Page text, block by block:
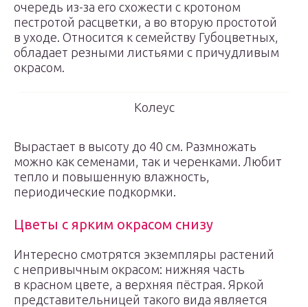
очередь из-за его схожести с кротоном
пестротой расцветки, а во вторую простотой
в уходе. Относится к семейству Губоцветных,
обладает резными листьями с причудливым
окрасом.
Колеус
Вырастает в высоту до 40 см. Размножать
можно как семенами, так и черенками. Любит
тепло и повышенную влажность,
периодические подкормки.
Цветы с ярким окрасом снизу
Интересно смотрятся экземпляры растений
с непривычным окрасом: нижняя часть
в красном цвете, а верхняя пёстрая. Яркой
представительницей такого вида является